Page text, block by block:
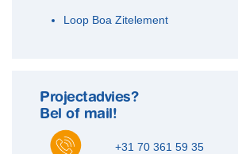
Loop Boa Zitelement
Projectadvies?
Bel of mail!
+31 70 361 59 35